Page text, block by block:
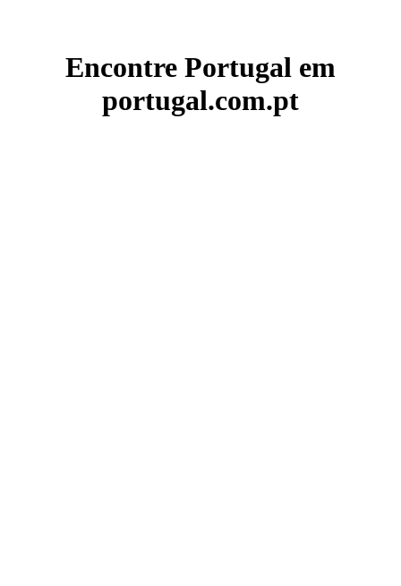
Encontre Portugal em
portugal.com.pt